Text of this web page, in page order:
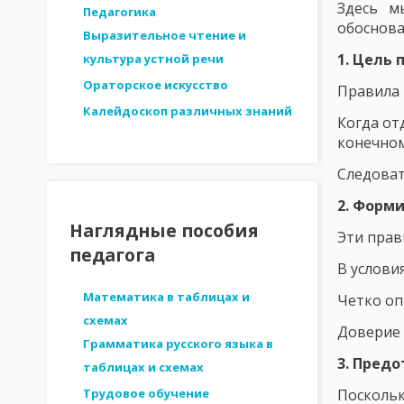
СТРУКТУРА ЛИЧНОСТИ - ПЛАТОНОВ. ОСНОВНЫЕ
ДВИЖУЩИЕ СИЛЫ РАЗВИТИЯ ЛИЧНОСТИ. ВОЗРАСТНАЯ
МЕТОДИКА ИССЛЕДОВАНИЯ ПЕДАГОГИЧЕСКИХ ПРОБЛЕМ
СТРУКТУРА ИССЛЕДОВАНИЯ В ПЕДАГОГИКЕ. ЭТАПЫ
АНАЛИЗ
ВЫДЕЛЕНИЕ И ОПРЕДЕЛЕНИЕ ПЕРЕМЕННЫХ ПРИ
ФОРМУЛИРОВКА ГИПОТЕЗ ПЕДАГОГИЧЕСКИХ ИССЛЕДОВАНИЙ
МЕТОДЫ ПЕДАГОГИЧЕСКОГО ИССЛЕДОВАНИЯ: НАБЛЮДЕНИЕ
МЕТОДЫ ПЕДАГОГИЧЕСКОГО ИССЛЕДОВАНИЯ: МЕТОД
МЕТОДЫ ПЕДАГОГИЧЕСКОГО ИССЛЕДОВАНИЯ: АНКЕТНЫЙ
МЕТОДЫ ПЕДАГОГИЧЕСКОГО ИССЛЕДОВАНИЯ: ТЕСТИРОВАНИЕ
Педагогика
Выразительное чтение и
культура устной речи
Ораторское искусство
Калейдоскоп различных знаний
Наглядные пособия
педагога
Математика в таблицах и
схемах
Грамматика русского языка в
таблицах и схемах
Трудовое обучение
Здесь
1. Цель
Правила
Когда
2.
Эти
В
Четко
Доверие
3.